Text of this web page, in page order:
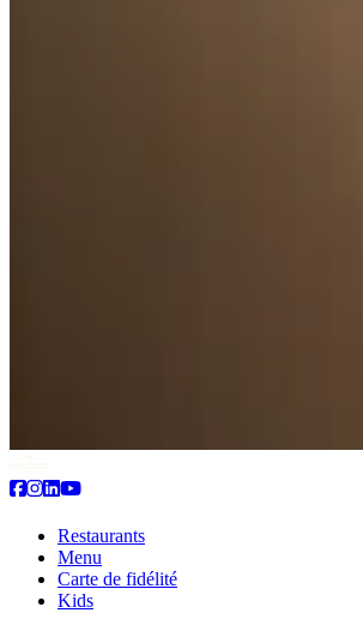
Restaurants
Menu
Carte de fidélité
Kids